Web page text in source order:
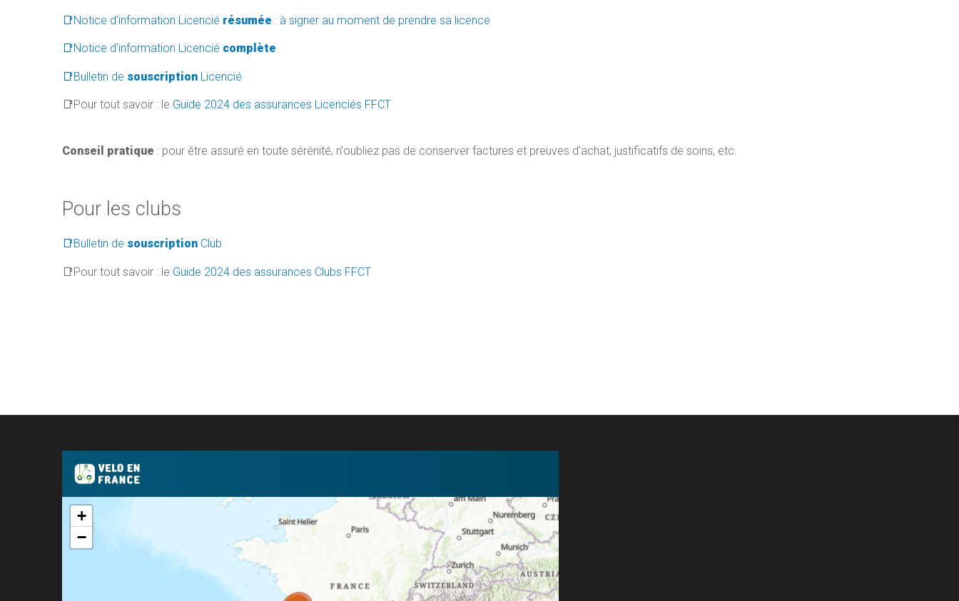
📑Notice d'information Licencié résumée : à signer au moment de prendre sa licence
📑Notice d'information Licencié complète
📑Bulletin de souscription Licencié
📑Pour tout savoir : le Guide 2024 des assurances Licenciés FFCT
Conseil pratique : pour être assuré en toute sérénité, n'oubliez pas de conserver factures et preuves d'achat, justificatifs de soins, etc.
Pour les clubs
📑Bulletin de souscription Club
📑Pour tout savoir : le Guide 2024 des assurances Clubs FFCT